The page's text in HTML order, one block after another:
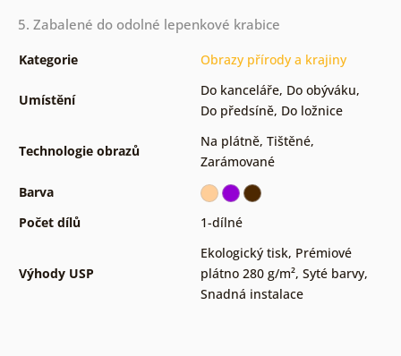
5. Zabalené do odolné lepenkové krabice
Kategorie Obrazy přírody a krajiny
Umístění
Do kanceláře, Do obýváku,
Do předsíně, Do ložnice
Technologie obrazů
Na plátně, Tištěné,
Zarámované
Barva
Počet dílů
1-dílné
Výhody USP
Ekologický tisk, Prémiové
plátno 280 g/m², Syté barvy,
Snadná instalace